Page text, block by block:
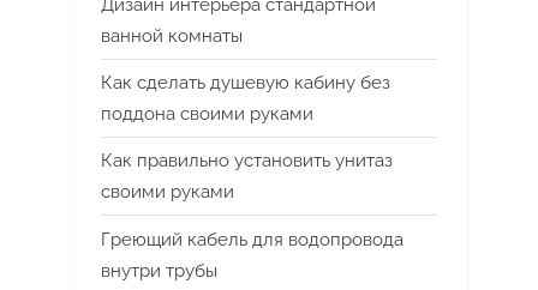
Дизайн интерьера стандартной
ванной комнаты
Как сделать душевую кабину без
поддона своими руками
Как правильно установить унитаз
своими руками
Греющий кабель для водопровода
внутри трубы